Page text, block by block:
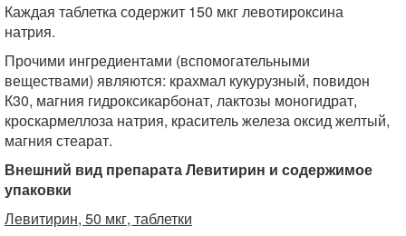
Каждая таблетка содержит 150 мкг левотироксина
натрия.
Прочими ингредиентами (вспомогательными
веществами) являются: крахмал кукурузный, повидон
К30, магния гидроксикарбонат, лактозы моногидрат,
кроскармеллоза натрия, краситель железа оксид желтый,
магния стеарат.
Внешний вид препарата Левитирин и содержимое
упаковки
Левитирин, 50 мкг, таблетки